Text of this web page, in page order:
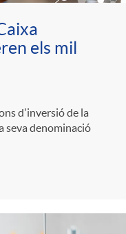
els mil
d'inversió de la
seva denominació